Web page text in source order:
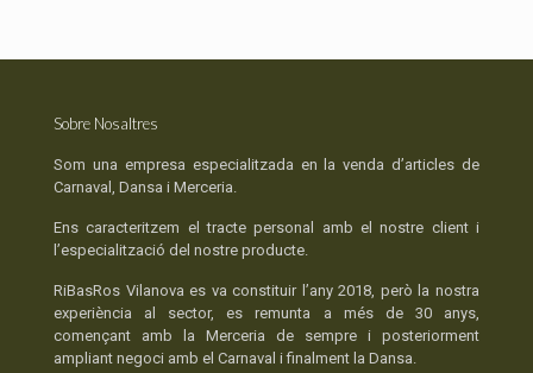
Sobre Nosaltres
Som una empresa especialitzada en la venda d’articles de
Carnaval, Dansa i Merceria.
Ens caracteritzem el tracte personal amb el nostre client i
l’especialització del nostre producte.
RiBasRos Vilanova es va constituir l’any 2018, però la nostra
experiència al sector, es remunta a més de 30 anys,
començant amb la Merceria de sempre i posteriorment
ampliant negoci amb el Carnaval i finalment la Dansa.